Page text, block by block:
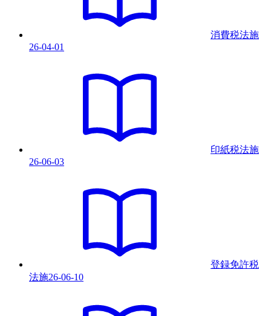
消費税法施
26-04-01
印紙税法施
26-06-03
登録免許税
法施26-06-10